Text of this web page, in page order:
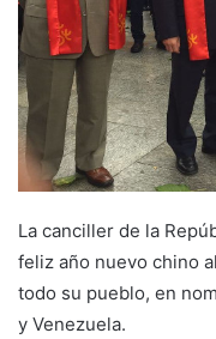
La canciller de la
feliz año nuevo chino
todo su pueblo, en
y Venezuela.